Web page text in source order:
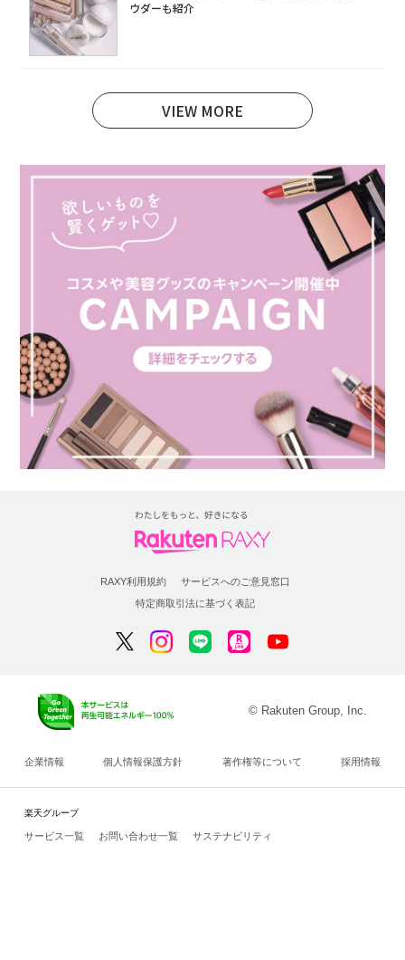
ウダーも紹介
VIEW MORE
RAXY利用規約
サービスへのご意見窓口
特定商取引法に基づく表記
© Rakuten Group, Inc.
企業情報 個人情報保護方針 著作権等について 採用情報
楽天グループ
サービス一覧 お問い合わせ一覧 サステナビリティ